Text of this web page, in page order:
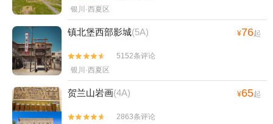
银川·西夏区
镇北堡西部影城(5A) ¥76起


5152条评论
银川·西夏区
贺兰山岩画(4A) ¥65起


2863条评论